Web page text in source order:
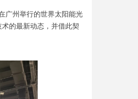
广州举行的世界太阳能光
的最新动态，并借此契